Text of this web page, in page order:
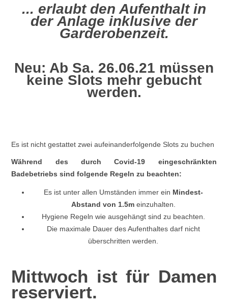
... erlaubt den Aufenthalt in
der Anlage inklusive der
Garderobenzeit.
Neu: Ab Sa. 26.06.21 müssen
keine Slots mehr gebucht
werden.
Es ist nicht gestattet zwei aufeinanderfolgende Slots zu buchen
Während des durch Covid-19 eingeschränkten
Badebetriebs sind folgende Regeln zu beachten:
Es ist unter allen Umständen immer ein Mindest-
Abstand von 1.5meinzuhalten.
Hygiene Regeln wie ausgehängt sind zu beachten.
Die maximale Dauer des Aufenthaltes darf nicht
überschritten werden.
Mittwoch ist für Damen
reserviert.